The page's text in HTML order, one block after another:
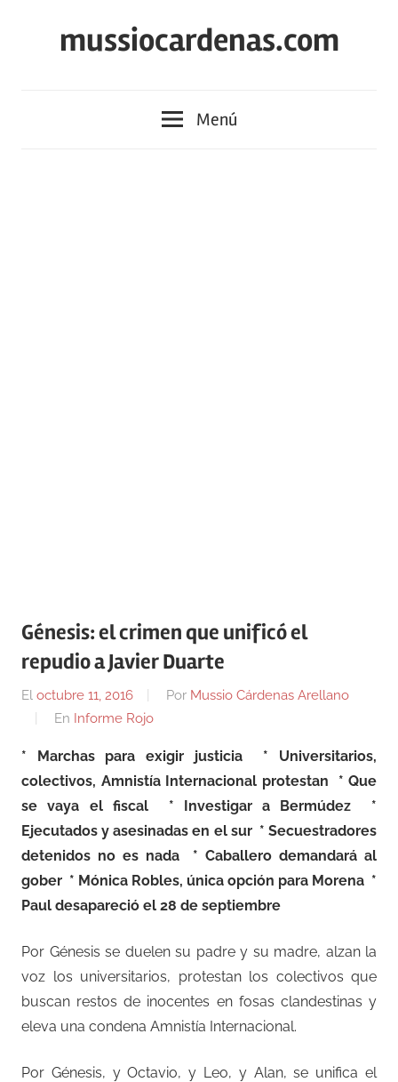
mussiocardenas.com
Menú
Génesis: el crimen que unificó el
repudio a Javier Duarte
El octubre 11, 2016 Por Mussio Cárdenas Arellano
En Informe Rojo
* Marchas para exigir justicia
* Universitarios,
colectivos, Amnistía Internacional protestan
* Que
se vaya el fiscal
* Investigar a Bermúdez
*
Ejecutados y asesinadas en el sur * Secuestradores
detenidos no es nada
* Caballero demandará al
gober * Mónica Robles, única opción para Morena *
Paul desapareció el 28 de septiembre
Por Génesis se duelen su padre y su madre, alzan la
voz los universitarios, protestan los colectivos que
buscan restos de inocentes en fosas clandestinas y
eleva una condena Amnistía Internacional.
Por Génesis, y Octavio, y Leo, y Alan, se unifica el